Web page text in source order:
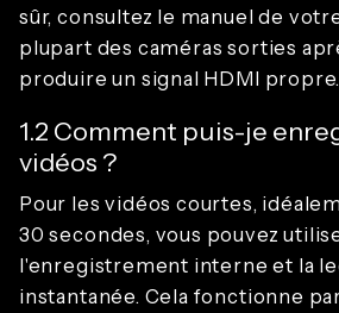
sûr, consultez le manuel de
plupart des caméras sorties
produire un signal HDMI propre.
1.2 Comment puis-je
vidéos ?
Pour les vidéos courtes,
30 secondes, vous pouvez
l'enregistrement interne et la
instantanée. Cela fonctionne